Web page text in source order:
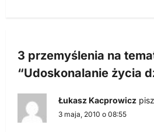
j
w
p
3 przemyślenia na
“Udoskonalanie życia
Łukasz Kacprowicz
3 maja, 2010 o 08:55